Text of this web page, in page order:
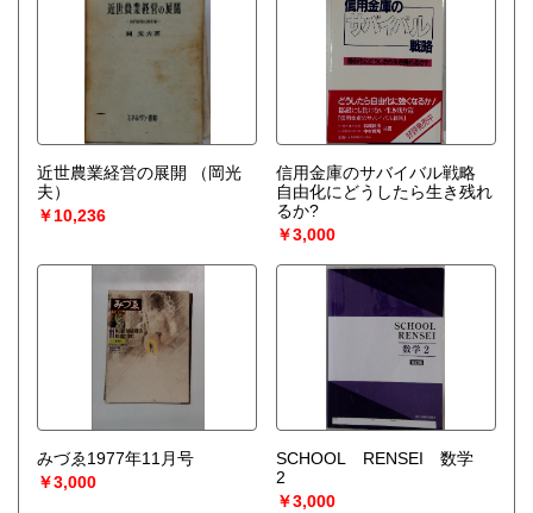
近世農業経営の展開
（岡光
夫）
￥10,236
信用金庫のサバイバル戦略
自由化にどうしたら生き残れ
るか?
￥3,000
みづゑ1977年11月号
￥3,000
SCHOOL RENSEI 数学
2
￥3,000